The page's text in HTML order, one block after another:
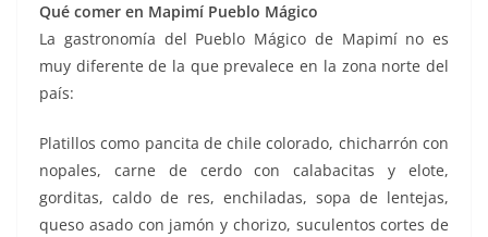
Qué comer en Mapimí Pueblo Mágico
La gastronomía del Pueblo Mágico de Mapimí no es
muy diferente de la que prevalece en la zona norte del
país:
Platillos como pancita de chile colorado, chicharrón con
nopales, carne de cerdo con calabacitas y elote,
gorditas, caldo de res, enchiladas, sopa de lentejas,
queso asado con jamón y chorizo, suculentos cortes de